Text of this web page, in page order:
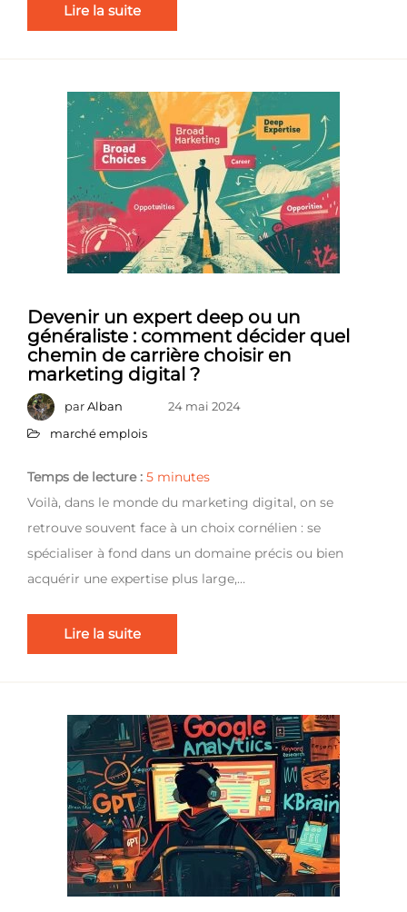
Lire la suite
Devenir un expert deep ou un
généraliste : comment décider quel
chemin de carrière choisir en
marketing digital ?
parAlban
24 mai 2024
marché emplois
Temps de lecture : 5 minutes
Voilà, dans le monde du marketing digital, on se
retrouve souvent face à un choix cornélien : se
spécialiser à fond dans un domaine précis ou bien
acquérir une expertise plus large,…
Lire la suite